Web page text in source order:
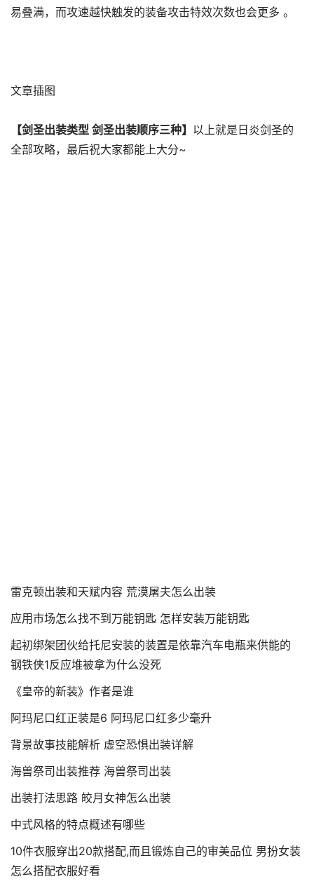
易叠满，而攻速越快触发的装备攻击特效次数也会更多 。
文章插图
【剑圣出装类型 剑圣出装顺序三种】 以上就是日炎剑圣的
全部攻略，最后祝大家都能上大分~
雷克顿出装和天赋内容 荒漠屠夫怎么出装
应用市场怎么找不到万能钥匙 怎样安装万能钥匙
起初绑架团伙给托尼安装的装置是依靠汽车电瓶来供能的
钢铁侠1反应堆被拿为什么没死
《皇帝的新装》作者是谁
阿玛尼口红正装是6 阿玛尼口红多少毫升
背景故事技能解析 虚空恐惧出装详解
海兽祭司出装推荐 海兽祭司出装
出装打法思路 皎月女神怎么出装
中式风格的特点概述有哪些
10件衣服穿出20款搭配,而且锻炼自己的审美品位 男扮女装
怎么搭配衣服好看